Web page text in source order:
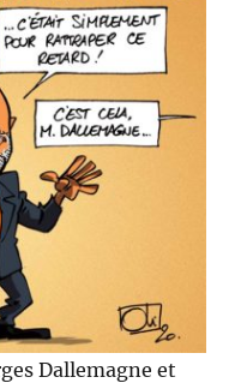
Dallemagne et